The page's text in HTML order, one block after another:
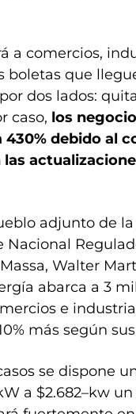
a comercios,
boletas que
dos lados:
caso, los
debido al
las
adjunto de
Nacional
Walter
abarca a 3
e
más según
se dispone
a $2.682–kw